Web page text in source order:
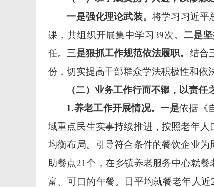
一是强化理论武装。将学习习近平
课，共组织开展集中学习39次。 二是坚
任。三是狠抓工作规范依法履职。 结合
份， 切实提高干部群众学法积极性和依
（二）业务工作行而不辍，以责任
1.养老工作开展情况。一是依据《
域重点民生实事持续推进，按照老年人
均衡布局。引导符合条件的餐饮企业
助餐点21个，在乡镇养老服务中心就
富、可口的午餐。日平均就餐老年人近